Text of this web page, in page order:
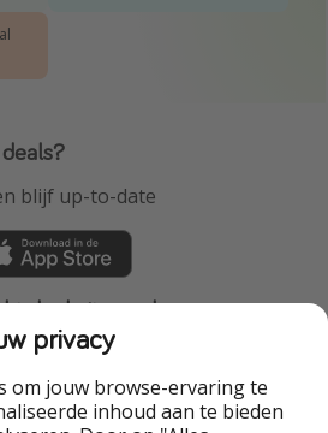
blijf up-to-date
deel uit van de
HolidayPirates
privacy
om jouw browse-ervaring te
inhoud aan te bieden